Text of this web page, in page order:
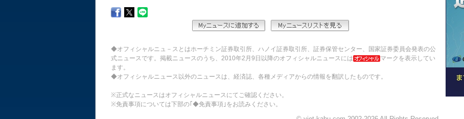
◆オフィシャルニュ－スとはホーチミン証券取引所、ハノイ証券取引所、証券保管センター、国家証券委員会発表の公
式ニュースです。掲載ニュースのうち、2010年2月9日以降のオフィシャルニュースには
マークを表示してい
ます。
◆オフィシャルニュース以外のニュースは、経済誌、各種メディアからの情報を翻訳したものです。
※正式なニュースはオフィシャルニュースにてご確認ください。
※免責事項については下部の｢◆免責事項｣をお読みください。